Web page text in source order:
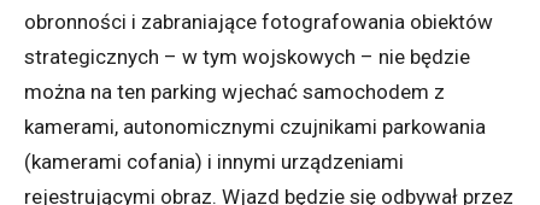
obronności i zabraniające fotografowania obiektów
strategicznych – w tym wojskowych – nie będzie
można na ten parking wjechać samochodem z
kamerami, autonomicznymi czujnikami parkowania
(kamerami cofania) i innymi urządzeniami
rejestrującymi obraz. Wjazd będzie się odbywał przez